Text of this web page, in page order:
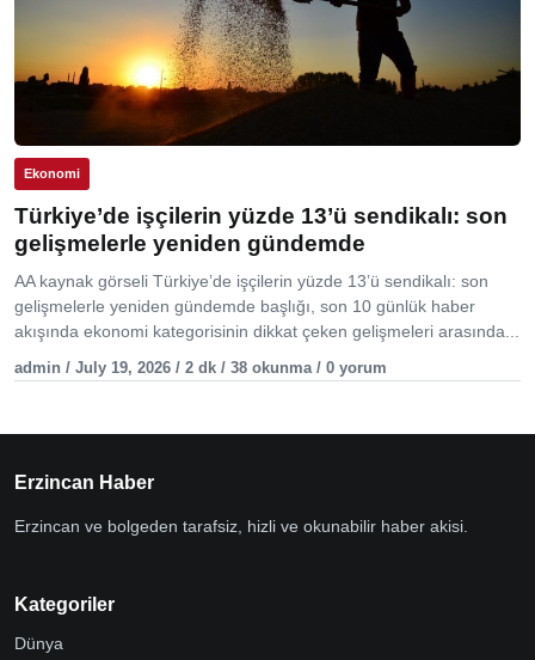
Ekonomi
Türkiye’de işçilerin yüzde 13’ü sendikalı: son
gelişmelerle yeniden gündemde
AA kaynak görseli Türkiye’de işçilerin yüzde 13’ü sendikalı: son
gelişmelerle yeniden gündemde başlığı, son 10 günlük haber
akışında ekonomi kategorisinin dikkat çeken gelişmeleri arasında...
admin / July 19, 2026 / 2 dk / 38 okunma / 0 yorum
Erzincan Haber
Erzincan ve bolgeden tarafsiz, hizli ve okunabilir haber akisi.
Kategoriler
Dünya